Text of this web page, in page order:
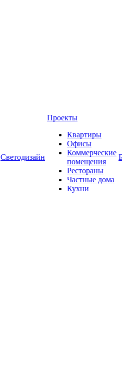
Светодизайн
Проекты
Квартиры
Офисы
Коммерческие
помещения
Рестораны
Частные дома
Кухни